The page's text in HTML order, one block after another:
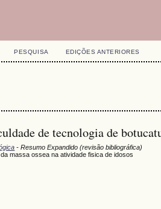
PESQUISA EDIÇÕES ANTERIORES
de tecnologia de
- Resumo Expandido (revisão bibliográfica)
massa ossea na atividade fisica de idosos